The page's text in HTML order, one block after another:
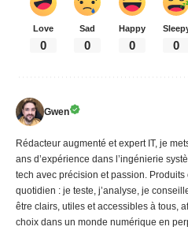
Love
0
Sad
0
Happy
0 0
Gwen
Rédacteur augmenté et expert IT, je
ans d’expérience dans l’ingénierie
tech avec précision et passion.
quotidien : je teste, j’analyse, je
être clairs, utiles et accessibles à tous,
choix dans un monde numérique en